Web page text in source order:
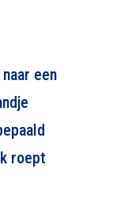
een
roept